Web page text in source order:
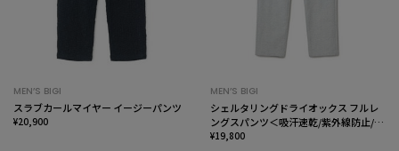
MEN’S BIGI
スラブカールマイヤー イージーパンツ
¥20,900
MEN’S BIGI
シェルタリングドライオックス フルレ
ングスパンツ＜吸汗速乾/紫外線防止/接
触冷感/ストレッチ＞
¥19,800